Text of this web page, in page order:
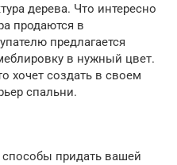
дерева. Что интересно
продаются в
предлагается
в нужный цвет.
хочет создать в своем
спальни.
придать вашей